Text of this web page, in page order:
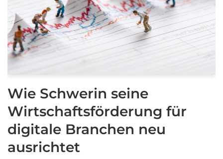
Wie Schwerin seine
Wirtschaftsförderung für
digitale Branchen neu
ausrichtet